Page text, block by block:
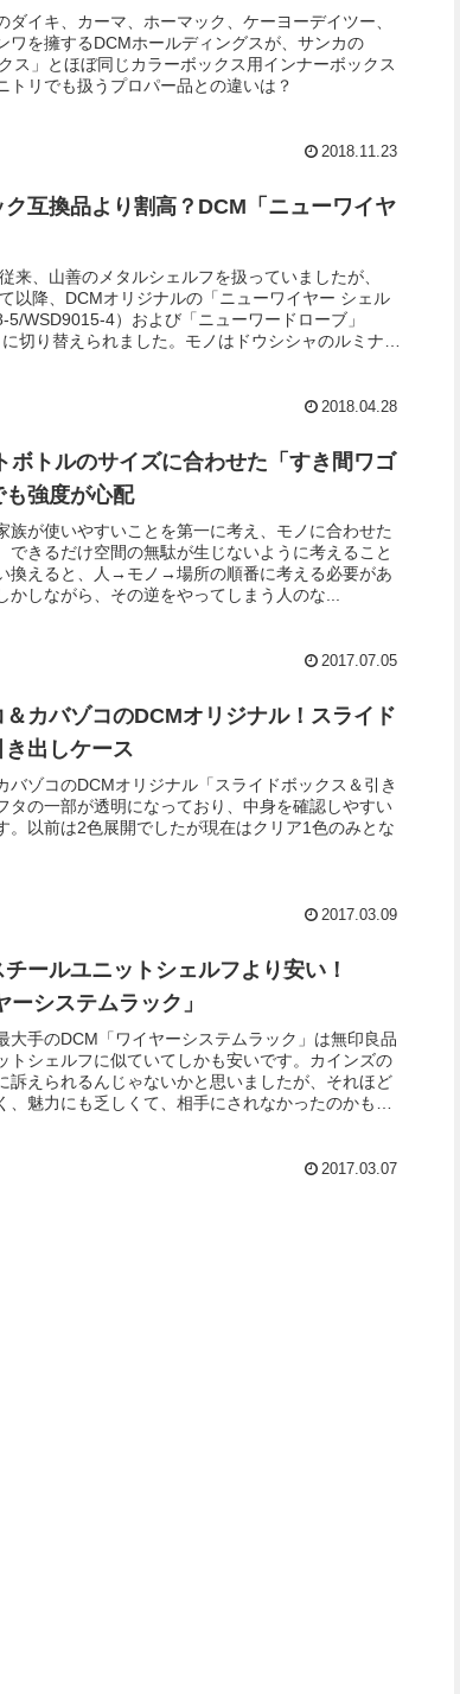
ダイキ、カーマ、ホーマック、ケーヨーデイツー、
ワを擁するDCMホールディングスが、サンカの
ス」とほぼ同じカラーボックス用インナーボックス
トリでも扱うプロパー品との違いは？
2018.11.23
互換品より割高？DCM「ニューワイヤ
来、山善のメタルシェルフを扱っていましたが、
以降、DCMオリジナルの「ニューワイヤー シェル
5/WSD9015-4）および「ニューワードローブ」
に切り替えられました。モノはドウシシャのルミナス
2018.04.28
ボトルのサイズに合わせた「すき間ワゴ
も強度が心配
族が使いやすいことを第一に考え、モノに合わせた
できるだけ空間の無駄が生じないように考えること
換えると、人→モノ→場所の順番に考える必要があ
かしながら、その逆をやってしまう人のな...
2017.07.05
カバゾコのDCMオリジナル！スライド
出しケース
バゾコのDCMオリジナル「スライドボックス＆引き
タの一部が透明になっており、中身を確認しやすい
。以前は2色展開でしたが現在はクリア1色のみとな
2017.03.09
ールユニットシェルフより安い！
ーシステムラック」
大手のDCM「ワイヤーシステムラック」は無印良品
トシェルフに似ていてしかも安いです。カインズの
訴えられるんじゃないかと思いましたが、それほど
、魅力にも乏しくて、相手にされなかったのかもし
2017.03.07